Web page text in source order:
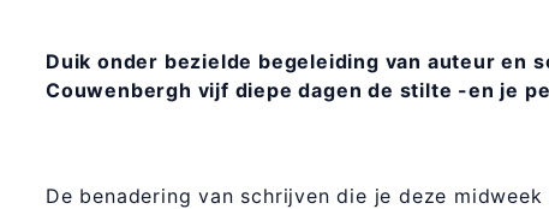
Duik onder bezielde begeleiding van auteur en
Couwenbergh vijf diepe dagen de stilte -en je
De benadering van schrijven die je deze